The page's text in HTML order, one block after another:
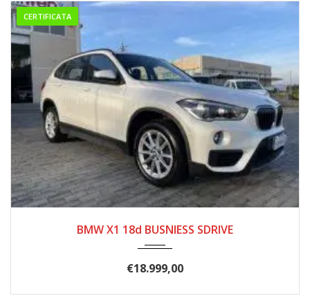
CERTIFICATA
BMW X1 18d BUSNIESS SDRIVE
€18.999,00